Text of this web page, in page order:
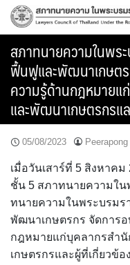
Skip
สภาทนายความในพร
ฟื้นฟูและพัฒนาเกษตร
ความรู้ด้านกฎหมาย
และพัฒนาเกษตรกรแ
05/08/2023 Peerapong
เมื่อวันเสาร์ที่ 5 สิงหาค
ชั้น 5 สภาทนายความใ
ทนายความในพระบรม
พัฒนาเกษตรกร จัดการ
กฎหมายแก่บุคลากรสำ
เกษตรกรและผู้ที่เกี่ยวข้อ